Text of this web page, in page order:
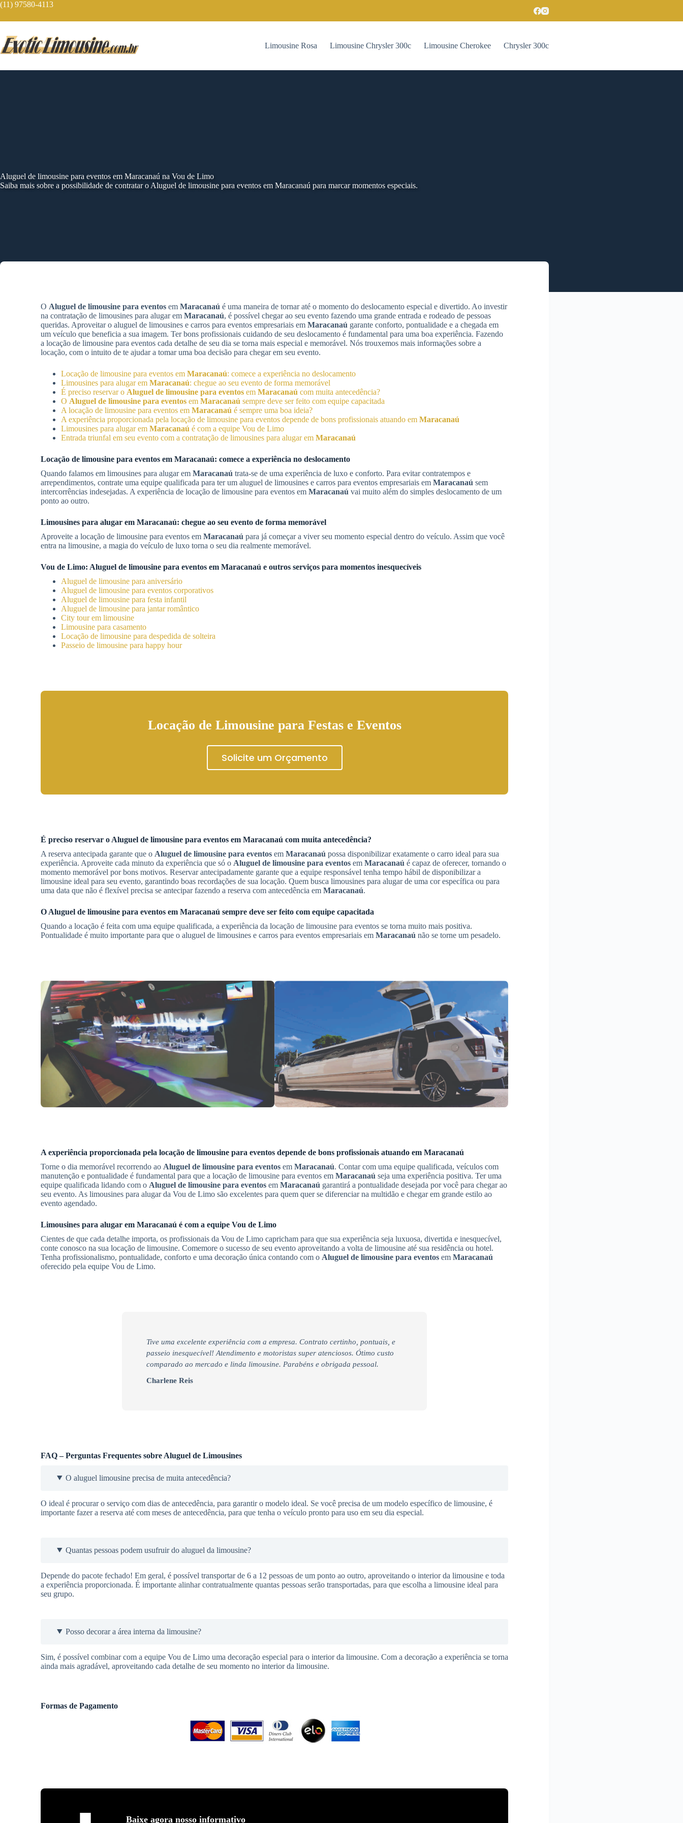
Skip
content
(11) 97580-4113
Limousine Rosa Limousine Chrysler 300c Limousine Cherokee Chrysler 300c
Aluguel de limousine para eventos em Maracanaú na Vou de Limo
Saiba mais sobre a possibilidade de contratar o Aluguel de limousine para eventos em Maracanaú para marcar momentos especiais.
O Aluguel de limousine para eventos em Maracanaú é uma maneira de tornar até o momento do deslocamento especial e divertido. Ao investir
na contratação de limousines para alugar em Maracanaú, é possível chegar ao seu evento fazendo uma grande entrada e rodeado de pessoas
queridas. Aproveitar o aluguel de limousines e carros para eventos empresariais em Maracanaú garante conforto, pontualidade e a chegada em
um veículo que beneficia a sua imagem. Ter bons profissionais cuidando de seu deslocamento é fundamental para uma boa experiência. Fazendo
a locação de limousine para eventos cada detalhe de seu dia se torna mais especial e memorável. Nós trouxemos mais informações sobre a
locação, com o intuito de te ajudar a tomar uma boa decisão para chegar em seu evento.
Locação de limousine para eventos em Maracanaú: comece a experiência no deslocamento
Limousines para alugar em Maracanaú: chegue ao seu evento de forma memorável
É preciso reservar o Aluguel de limousine para eventos em Maracanaú com muita antecedência?
O Aluguel de limousine para eventos em Maracanaú sempre deve ser feito com equipe capacitada
A locação de limousine para eventos em Maracanaú é sempre uma boa ideia?
A experiência proporcionada pela locação de limousine para eventos depende de bons profissionais atuando em Maracanaú
Limousines para alugar em Maracanaú é com a equipe Vou de Limo
Entrada triunfal em seu evento com a contratação de limousines para alugar em Maracanaú
Locação de limousine para eventos em Maracanaú: comece a experiência no deslocamento
Quando falamos em limousines para alugar em Maracanaú trata-se de uma experiência de luxo e conforto. Para evitar contratempos e
arrependimentos, contrate uma equipe qualificada para ter um aluguel de limousines e carros para eventos empresariais em Maracanaú sem
intercorrências indesejadas. A experiência de locação de limousine para eventos em Maracanaú vai muito além do simples deslocamento de um
ponto ao outro.
Limousines para alugar em Maracanaú: chegue ao seu evento de forma memorável
Aproveite a locação de limousine para eventos em Maracanaú para já começar a viver seu momento especial dentro do veículo. Assim que você
entra na limousine, a magia do veículo de luxo torna o seu dia realmente memorável.
Vou de Limo: Aluguel de limousine para eventos em Maracanaú e outros serviços para momentos inesquecíveis
Aluguel de limousine para aniversário
Aluguel de limousine para eventos corporativos
Aluguel de limousine para festa infantil
Aluguel de limousine para jantar romântico
City tour em limousine
Limousine para casamento
Locação de limousine para despedida de solteira
Passeio de limousine para happy hour
Locação de Limousine para Festas e Eventos
Solicite um Orçamento
É preciso reservar o Aluguel de limousine para eventos em Maracanaú com muita antecedência?
A reserva antecipada garante que o Aluguel de limousine para eventos em Maracanaú possa disponibilizar exatamente o carro ideal para sua
experiência. Aproveite cada minuto da experiência que só o Aluguel de limousine para eventos em Maracanaú é capaz de oferecer, tornando o
momento memorável por bons motivos. Reservar antecipadamente garante que a equipe responsável tenha tempo hábil de disponibilizar a
limousine ideal para seu evento, garantindo boas recordações de sua locação. Quem busca limousines para alugar de uma cor específica ou para
uma data que não é flexível precisa se antecipar fazendo a reserva com antecedência em Maracanaú.
O Aluguel de limousine para eventos em Maracanaú sempre deve ser feito com equipe capacitada
Quando a locação é feita com uma equipe qualificada, a experiência da locação de limousine para eventos se torna muito mais positiva.
Pontualidade é muito importante para que o aluguel de limousines e carros para eventos empresariais em Maracanaú não se torne um pesadelo.
A experiência proporcionada pela locação de limousine para eventos depende de bons profissionais atuando em Maracanaú
Torne o dia memorável recorrendo ao Aluguel de limousine para eventos em Maracanaú. Contar com uma equipe qualificada, veículos com
manutenção e pontualidade é fundamental para que a locação de limousine para eventos em Maracanaú seja uma experiência positiva. Ter uma
equipe qualificada lidando com o Aluguel de limousine para eventos em Maracanaú garantirá a pontualidade desejada por você para chegar ao
seu evento. As limousines para alugar da Vou de Limo são excelentes para quem quer se diferenciar na multidão e chegar em grande estilo ao
evento agendado.
Limousines para alugar em Maracanaú é com a equipe Vou de Limo
Cientes de que cada detalhe importa, os profissionais da Vou de Limo capricham para que sua experiência seja luxuosa, divertida e inesquecível,
conte conosco na sua locação de limousine. Comemore o sucesso de seu evento aproveitando a volta de limousine até sua residência ou hotel.
Tenha profissionalismo, pontualidade, conforto e uma decoração única contando com o Aluguel de limousine para eventos em Maracanaú
oferecido pela equipe Vou de Limo.
Tive uma excelente experiência com a empresa. Contrato certinho, pontuais, e
passeio inesquecível! Atendimento e motoristas super atenciosos. Ótimo custo
comparado ao mercado e linda limousine. Parabéns e obrigada pessoal.
Charlene Reis
FAQ – Perguntas Frequentes sobre Aluguel de Limousines
O aluguel limousine precisa de muita antecedência?
O ideal é procurar o serviço com dias de antecedência, para garantir o modelo ideal. Se você precisa de um modelo específico de limousine, é
importante fazer a reserva até com meses de antecedência, para que tenha o veículo pronto para uso em seu dia especial.
Quantas pessoas podem usufruir do aluguel da limousine?
Depende do pacote fechado! Em geral, é possível transportar de 6 a 12 pessoas de um ponto ao outro, aproveitando o interior da limousine e toda
a experiência proporcionada. É importante alinhar contratualmente quantas pessoas serão transportadas, para que escolha a limousine ideal para
seu grupo.
Posso decorar a área interna da limousine?
Sim, é possível combinar com a equipe Vou de Limo uma decoração especial para o interior da limousine. Com a decoração a experiência se torna
ainda mais agradável, aproveitando cada detalhe de seu momento no interior da limousine.
Formas de Pagamento
Baixe agora nosso informativo